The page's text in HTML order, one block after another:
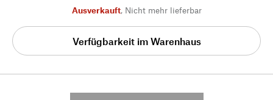
Ausverkauft, Nicht mehr lieferbar
Verfügbarkeit im Warenhaus